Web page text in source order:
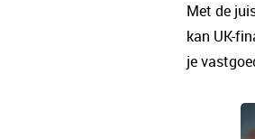
Met de
kan UK-
je